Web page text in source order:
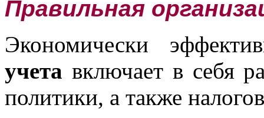
Правильная
Экономически
учета включает в себя
политики, а также